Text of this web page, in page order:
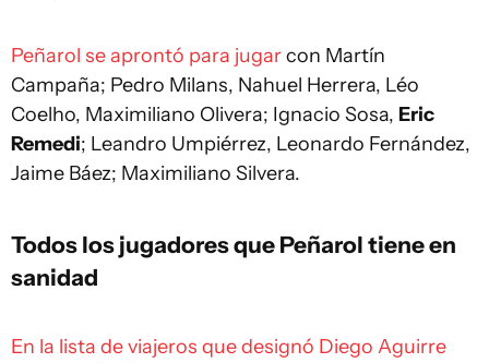
Peñarol se aprontó para jugarcon Martín
Campaña; Pedro Milans, Nahuel Herrera, Léo
Coelho, Maximiliano Olivera; Ignacio Sosa, Eric
Remedi; Leandro Umpiérrez, Leonardo Fernández,
Jaime Báez; Maximiliano Silvera.
Todos los jugadores que Peñarol tiene en
sanidad
En la lista de viajeros que designó Diego Aguirre